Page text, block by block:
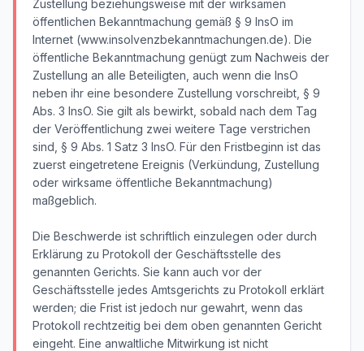
Zustellung beziehungsweise mit der wirksamen
öffentlichen Bekanntmachung gemäß § 9 InsO im
Internet (www.insolvenzbekanntmachungen.de). Die
öffentliche Bekanntmachung genügt zum Nachweis der
Zustellung an alle Beteiligten, auch wenn die InsO
neben ihr eine besondere Zustellung vorschreibt, § 9
Abs. 3 InsO. Sie gilt als bewirkt, sobald nach dem Tag
der Veröffentlichung zwei weitere Tage verstrichen
sind, § 9 Abs. 1 Satz 3 InsO. Für den Fristbeginn ist das
zuerst eingetretene Ereignis (Verkündung, Zustellung
oder wirksame öffentliche Bekanntmachung)
maßgeblich.
Die Beschwerde ist schriftlich einzulegen oder durch
Erklärung zu Protokoll der Geschäftsstelle des
genannten Gerichts. Sie kann auch vor der
Geschäftsstelle jedes Amtsgerichts zu Protokoll erklärt
werden; die Frist ist jedoch nur gewahrt, wenn das
Protokoll rechtzeitig bei dem oben genannten Gericht
eingeht. Eine anwaltliche Mitwirkung ist nicht